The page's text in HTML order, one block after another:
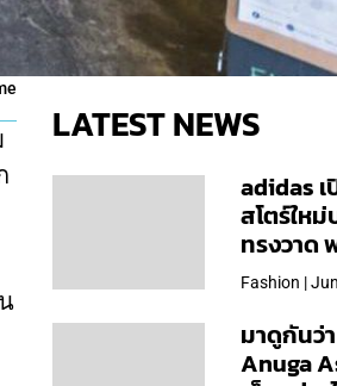
LATEST NEWS
adidas
สโตร์ให
ทรงวาด
Arabica
ชันพิเศษ
Fashion |
มาดูกันว่
Anuga